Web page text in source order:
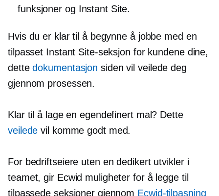
funksjoner og Instant Site.
Hvis du er klar til å begynne å jobbe med en
tilpasset Instant Site-seksjon for kundene dine,
dettedokumentasjon siden vil veilede deg
gjennom prosessen.
Klar til å lage en egendefinert mal? Dette
veilede vil komme godt med.
For bedriftseiere uten en dedikert utvikler i
teamet, gir Ecwid muligheter for å legge til
tilpassede seksjoner gjennom Ecwid-tilpasning